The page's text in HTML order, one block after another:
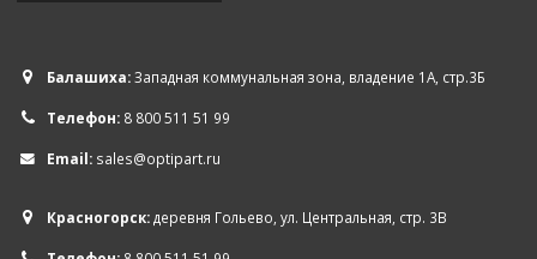
Балашиха:Западная коммунальная зона, владение 1А, стр.3Б
Телефон: 8 800 511 51 99
Email: sales@optipart.ru
Красногорск:деревня Гольево, ул. Центральная, стр. 3В